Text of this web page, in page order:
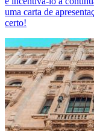
uma carta de
certo!